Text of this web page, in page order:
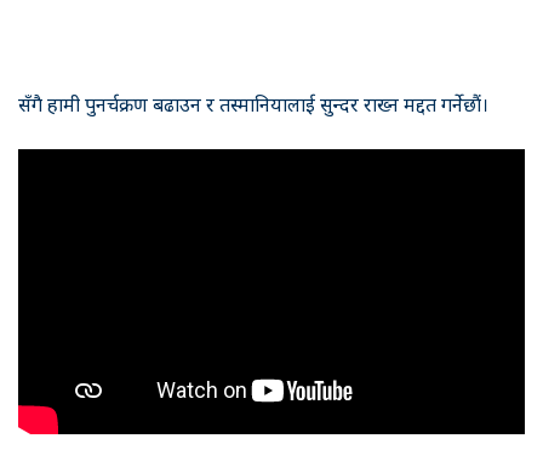
सँगै हामी पुनर्चक्रण बढाउन र तस्मानियालाई सुन्दर राख्न मद्दत गर्नेछौं।